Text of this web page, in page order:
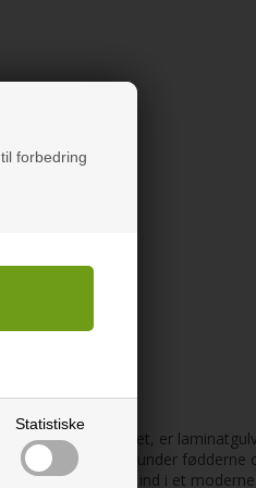
forbedring
Statistiske
med udseendet, er
føles behageligt under fødderne
der passer ind i et